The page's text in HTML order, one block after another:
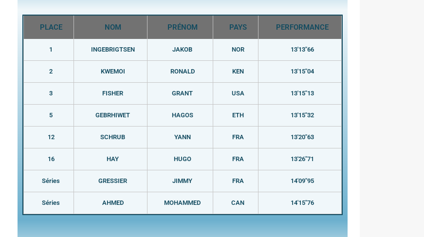
PLACE NOM PRÉNOM PAYS PERFORMANCE
1 INGEBRIGTSEN JAKOB NOR 13'13"66
2 KWEMOI RONALD KEN 13'15"04
3 FISHER GRANT USA 13'15"13
5 GEBRHIWET HAGOS ETH 13'15"32
12 SCHRUB YANN FRA 13'20"63
16 HAY HUGO FRA 13'26"71
Séries GRESSIER JIMMY FRA 14'09"95
Séries AHMED MOHAMMED CAN 14'15"76